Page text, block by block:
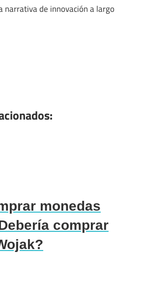
narrativa de innovación a largo
monedas
comprar